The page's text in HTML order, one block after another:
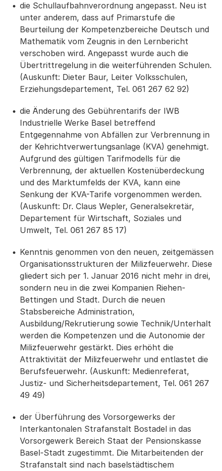
die Schullaufbahnverordnung angepasst. Neu ist
unter anderem, dass auf Primarstufe die
Beurteilung der Kompetenzbereiche Deutsch und
Mathematik vom Zeugnis in den Lernbericht
verschoben wird. Angepasst wurde auch die
Übertrittregelung in die weiterführenden Schulen.
(Auskunft: Dieter Baur, Leiter Volksschulen,
Erziehungsdepartement, Tel. 061 267 62 92)
die Änderung des Gebührentarifs der IWB
Industrielle Werke Basel betreffend
Entgegennahme von Abfällen zur Verbrennung in
der Kehrichtverwertungsanlage (KVA) genehmigt.
Aufgrund des gültigen Tarifmodells für die
Verbrennung, der aktuellen Kostenüberdeckung
und des Marktumfelds der KVA, kann eine
Senkung der KVA-Tarife vorgenommen werden.
(Auskunft: Dr. Claus Wepler, Generalsekretär,
Departement für Wirtschaft, Soziales und
Umwelt, Tel. 061 267 85 17)
Kenntnis genommen von den neuen, zeitgemässen
Organisationsstrukturen der Milizfeuerwehr. Diese
gliedert sich per 1. Januar 2016 nicht mehr in drei,
sondern neu in die zwei Kompanien Riehen-
Bettingen und Stadt. Durch die neuen
Stabsbereiche Administration,
Ausbildung/Rekrutierung sowie Technik/Unterhalt
werden die Kompetenzen und die Autonomie der
Milizfeuerwehr gestärkt. Dies erhöht die
Attraktivität der Milizfeuerwehr und entlastet die
Berufsfeuerwehr. (Auskunft: Medienreferat,
Justiz- und Sicherheitsdepartement, Tel. 061 267
49 49)
der Überführung des Vorsorgewerks der
Interkantonalen Strafanstalt Bostadel in das
Vorsorgewerk Bereich Staat der Pensionskasse
Basel-Stadt zugestimmt. Die Mitarbeitenden der
Strafanstalt sind nach baselstädtischem